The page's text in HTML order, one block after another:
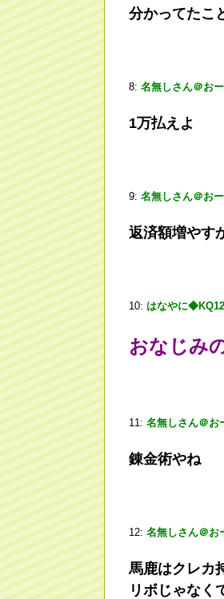
分かってたこ
8: 名無しさん＠お
1万払えよ
9: 名無しさん＠お
返済額増やす
10: はなやに
おなじみ
11: 名無しさん＠お
錬金術やね
12: 名無しさん＠お
馬鹿はクレカ
リボじゃなく